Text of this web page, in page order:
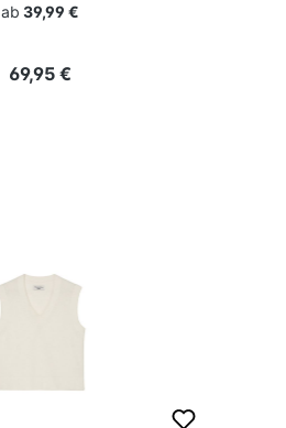
ab 39,99 €
Regulärer Preis:
69,95 €